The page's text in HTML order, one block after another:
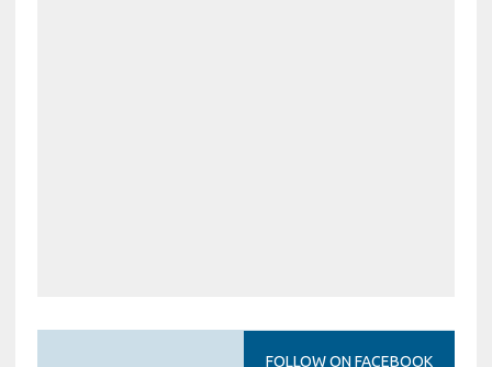
FOLLOW ON FACEBOOK